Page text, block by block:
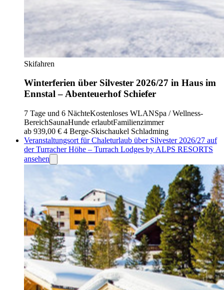
Skifahren
Winterferien über Silvester 2026/27 in Haus im
Ennstal – Abenteuerhof Schiefer
7 Tage und 6 NächteKostenloses WLANSpa / Wellness-
BereichSaunaHunde erlaubtFamilienzimmer
ab 939,00 € 4 Berge-Skischaukel Schladming
Veranstaltungsort für Chaleturlaub über Silvester 2026/27 auf
der Turracher Höhe – Turrach Lodges by ALPS RESORTS
ansehen